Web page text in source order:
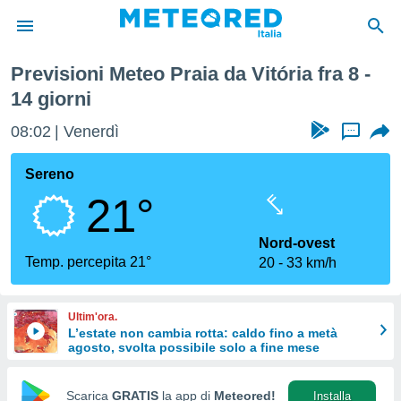
di
per
di
Web
le
Previsioni Meteo Praia da Vitória fra 8 -
14 giorni
08:02 Venerdì ...
Sereno
21°
Temp. percepita 21°
Nord-ovest
20
33 km/h
Ultim'ora.
L’estate non cambia rotta: caldo fino a metà
agosto, svolta possibile solo a fine mese
Scarica GRATIS la app di Meteored! Installa